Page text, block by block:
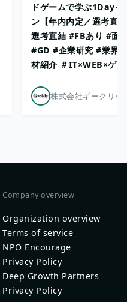
ドゲームで学ぶ1Dayイ
ン【年内内定／選考直
選考直結 #FBあり #面
#GD #企業研究 #業界
材紹介 ＃IT×WEB×ゲー
株式会社ギークリー
Company overview
Organization overview
Terms of service
NPO Encourage
Privacy Policy
Deep Growth Partners
Privacy Policy